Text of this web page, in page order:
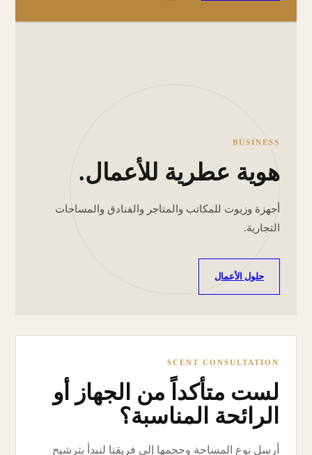
BUSINESS
هوية عطرية للأعمال.
أجهزة وزيوت للمكاتب والمتاجر والفنادق والمساحات
التجارية.
حلول الأعمال
SCENT CONSULTATION
لست متأكداً من الجهاز أو
الرائحة المناسبة؟
أرسل نوع المساحة وحجمها إلى فريقنا لنبدأ بترشيح